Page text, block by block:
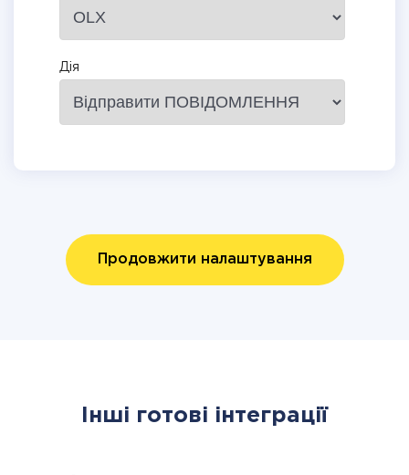
Дія
Продовжити налаштування
Інші готові інтеграції